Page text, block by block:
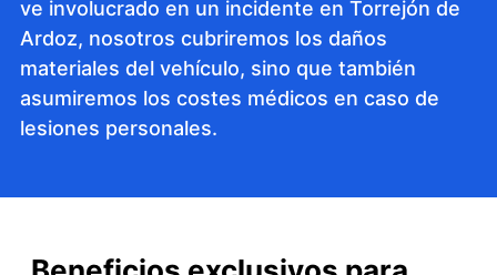
ve involucrado en un incidente en Torrejón de
Ardoz, nosotros cubriremos los daños
materiales del vehículo, sino que también
asumiremos los costes médicos en caso de
lesiones personales.